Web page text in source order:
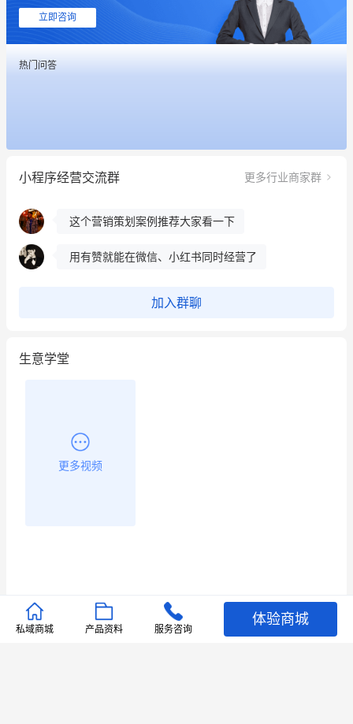
立即咨询
热门问答
小程序经营交流群 更多行业商家群
这个营销策划案例推荐大家看一下
昨晚的直播课程太好啦❤️
冰墩墩货源充足需要的联系我
这个营销策划案例推荐大家看一下
用有赞就能在微信、小红书同时经营了
加入群聊
生意学堂
更多视频
推荐文章
私域商城 产品资料 服务咨询
体验商城